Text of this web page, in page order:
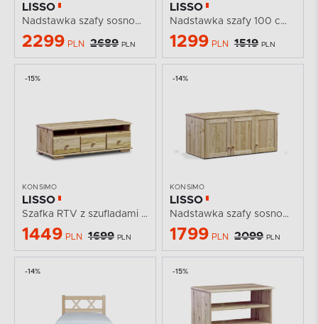
LISSO
Nadstawka szafy sosnowa 200 cm
2299 PLN 2689 PLN
LISSO
Nadstawka szafy 100 cm sosnowa
1299 PLN 1519 PLN
-15%
KONSIMO
LISSO
Szafka RTV z szufladami sosnowa
1449 PLN 1699 PLN
-14%
KONSIMO
LISSO
Nadstawka szafy sosnowa 150 cm
1799 PLN 2099 PLN
-14% -15%